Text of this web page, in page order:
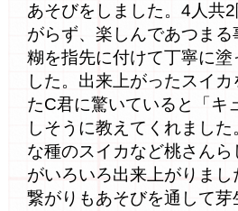
あそびをしました。4人共
がらず、楽しんであつまる
糊を指先に付けて丁寧に塗
した。出来上がったスイ
たC君に驚いていると「キ
しそうに教えてくれまし
な種のスイカなど桃さんら
がいろいろ出来上がりま
繋がりもあそびを通して芽